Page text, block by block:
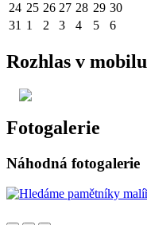
24 25 26 27 28 29 30
31 1 2 3 4 5 6
Rozhlas v mobilu
Fotogalerie
Náhodná fotogalerie